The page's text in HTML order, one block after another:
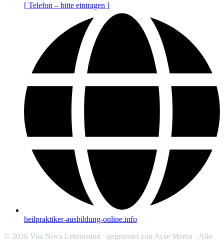
[ Telefon – bitte eintragen ]
heilpraktiker-ausbildung-online.info
© 2026 Vita Nova Lehrinstitut · gegründet von Ayse Meren · Alle